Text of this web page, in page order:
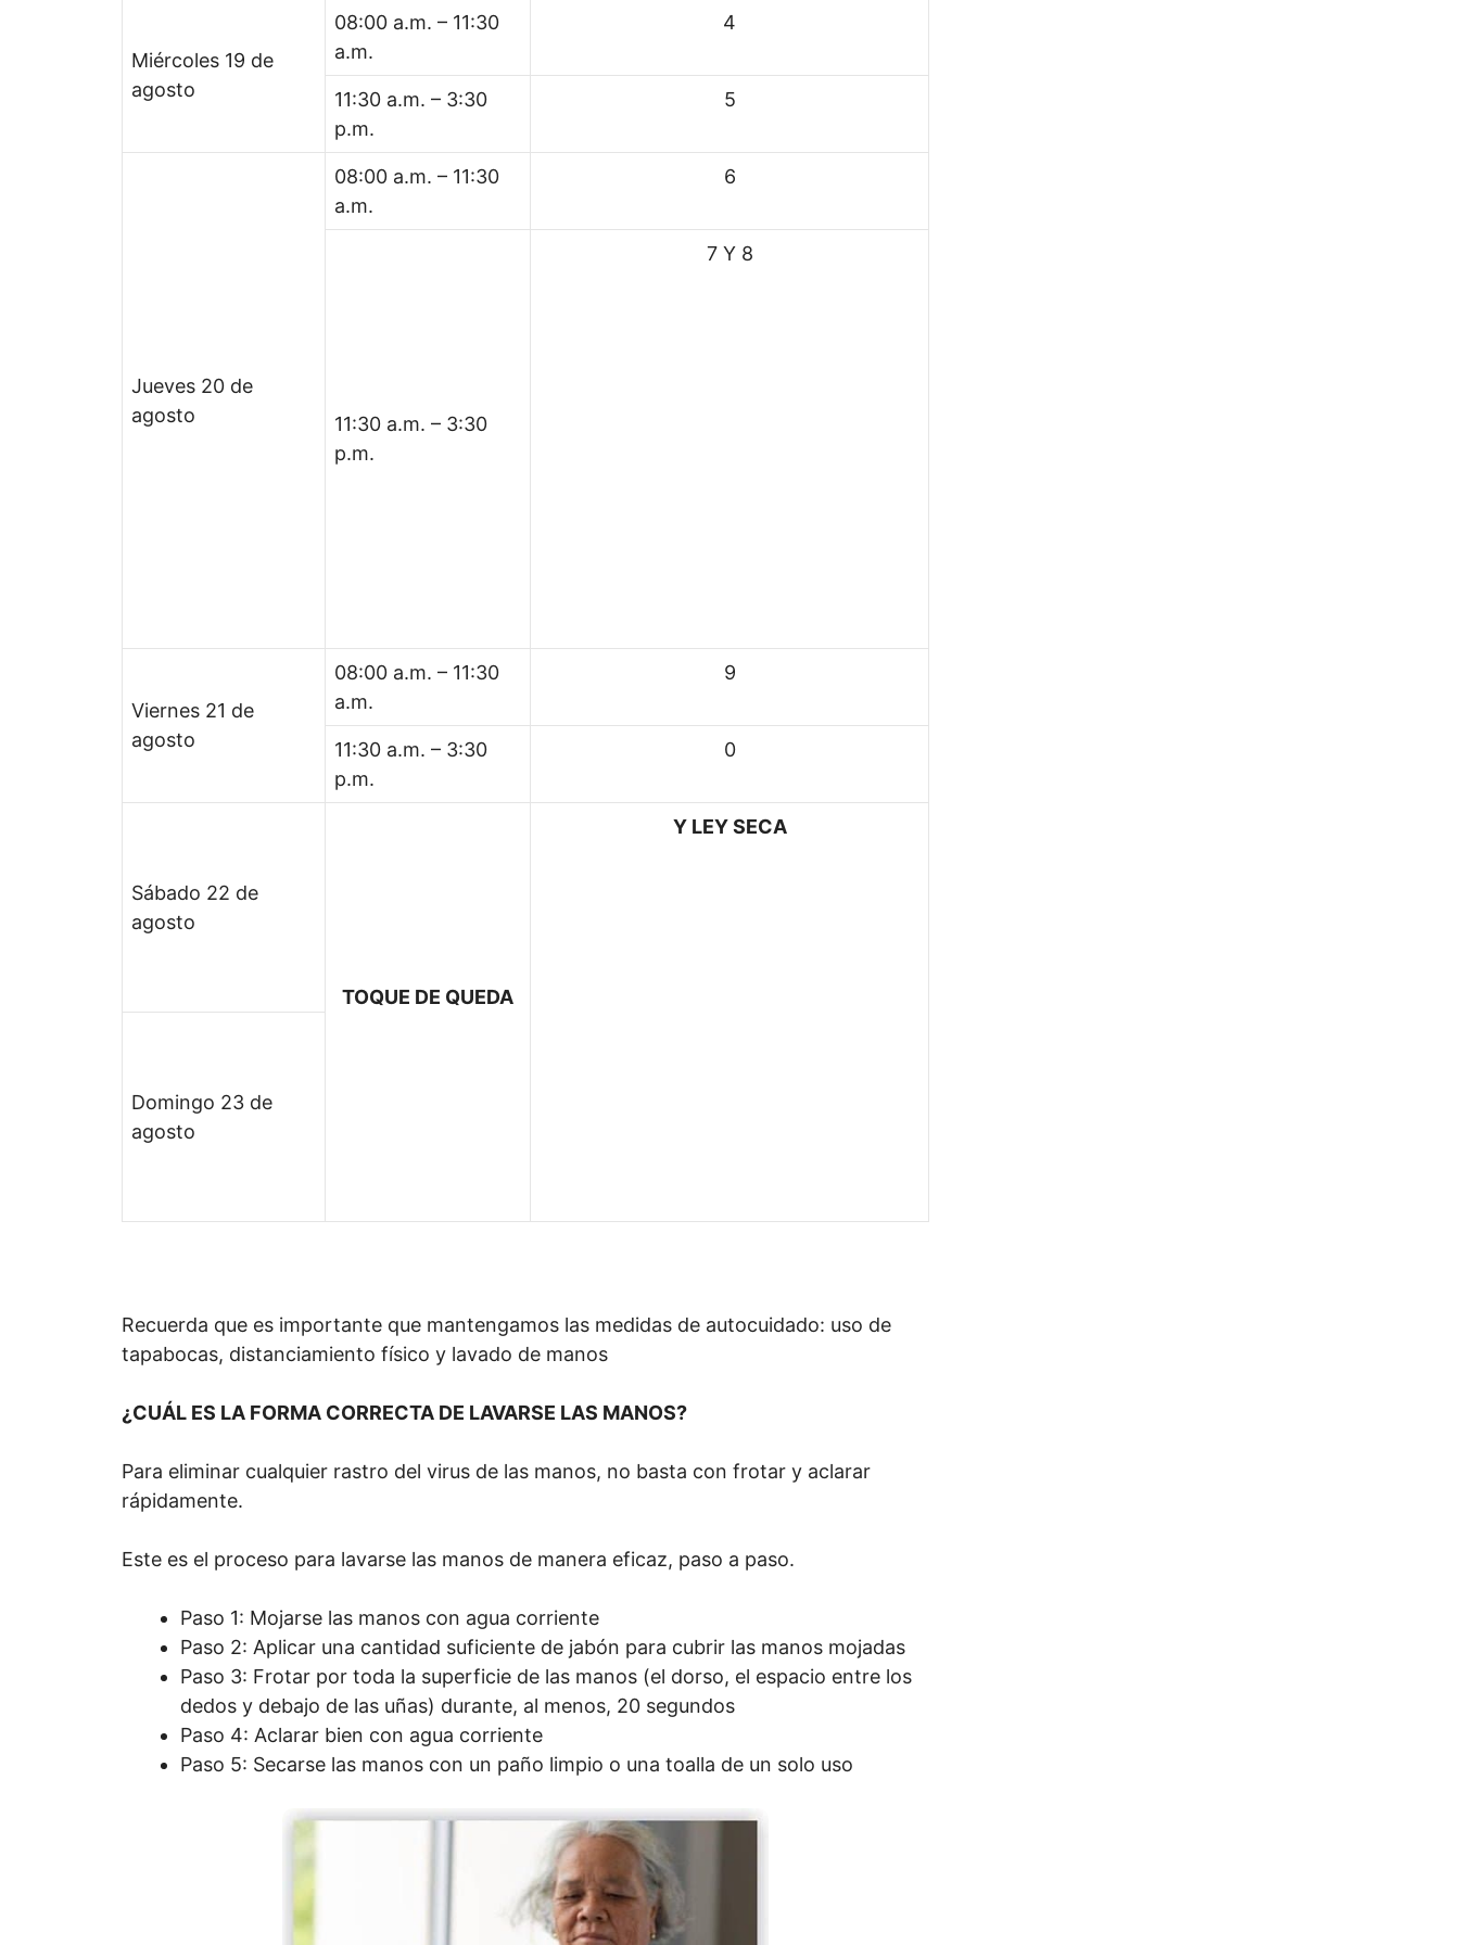
Miércoles 19 de
agosto
08:00 a.m. – 11:30
a.m.
4
11:30 a.m. – 3:30
p.m.
5
Jueves 20 de
agosto
08:00 a.m. – 11:30
a.m.
6
11:30 a.m. – 3:30
p.m.
7 Y 8
Viernes 21 de
agosto
08:00 a.m. – 11:30
a.m.
9
11:30 a.m. – 3:30
p.m.
0
Sábado 22 de
agosto
TOQUE DE QUEDA
Y LEY SECA
Domingo 23 de
agosto
Recuerda que es importante que mantengamos las medidas de autocuidado: uso de
tapabocas, distanciamiento físico y lavado de manos
¿CUÁL ES LA FORMA CORRECTA DE LAVARSE LAS MANOS?
Para eliminar cualquier rastro del virus de las manos, no basta con frotar y aclarar
rápidamente.
Este es el proceso para lavarse las manos de manera eficaz, paso a paso.
Paso 1: Mojarse las manos con agua corriente
Paso 2: Aplicar una cantidad suficiente de jabón para cubrir las manos mojadas
Paso 3: Frotar por toda la superficie de las manos (el dorso, el espacio entre los
dedos y debajo de las uñas) durante, al menos, 20 segundos
Paso 4: Aclarar bien con agua corriente
Paso 5: Secarse las manos con un paño limpio o una toalla de un solo uso